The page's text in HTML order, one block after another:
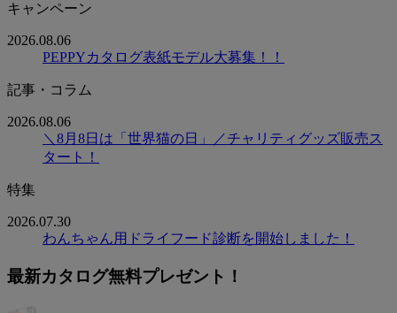
キャンペーン
2026.08.06
PEPPYカタログ表紙モデル大募集！！
記事・コラム
2026.08.06
＼8月8日は「世界猫の日」／チャリティグッズ販売ス
タート！
特集
2026.07.30
わんちゃん用ドライフード診断を開始しました！
最新カタログ無料プレゼント！